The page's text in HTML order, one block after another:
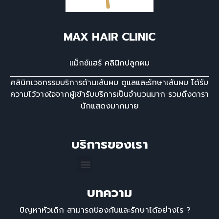
MAX HAIR CLINIC
แม็กซ์แฮร์ คลินิกปลูกผม
คลินิกเวชกรรมบริการด้านเส้นผม ดูแลและรักษาเส้นผม ได้รับ
ความไว้วางใจจากผู้เข้ารับบริการเป็นจํานวนมาก รวมถึงดารา
นักแสดงมากมาย
บริการของเรา
บทความ
ปัญหาหัวเถิก สามารถป้องกันและรักษาได้อย่างไร ?